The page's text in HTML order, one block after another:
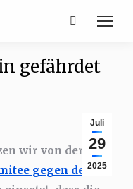
Search:
gefährdet
Juli
29
2025
wir von der
gegen den